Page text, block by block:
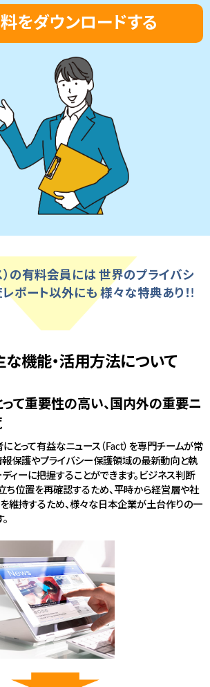
をダウンロードする
）の有料会員には世界のプライバシ
ポート以外にも 様々な特典あり！!
な機能・活用方法について
って重要性の高い、国内外の重要ニ
とって有益なニュース（Fact）を専門チームが常
報保護やプライバシー保護領域の最新動向と執
ィーに把握することができます。ビジネス判断
ち位置を再確認するため、平時から経営層や社
維持するため、様々な日本企業が土台作りの一